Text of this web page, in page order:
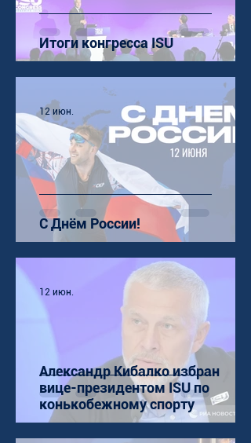
Итоги конгресса ISU
С Днём России!
12 июн.
Александр Кибалко избран
вице-президентом ISU по
конькобежному спорту
12 июн.